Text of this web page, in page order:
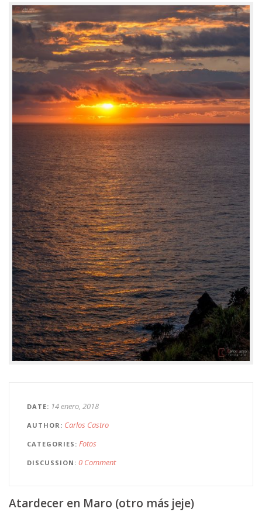
DATE 14 enero, 2018
AUTHOR Carlos Castro
CATEGORIES Fotos
DISCUSSION 0 Comment
Atardecer en Maro (otro más jeje)